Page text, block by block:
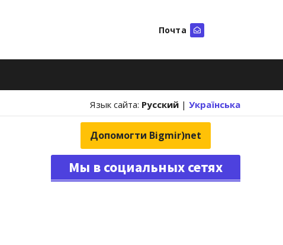
Почта
Язык сайта: Русский | Українська
Допомогти Bigmir)net
Мы в социальных сетях